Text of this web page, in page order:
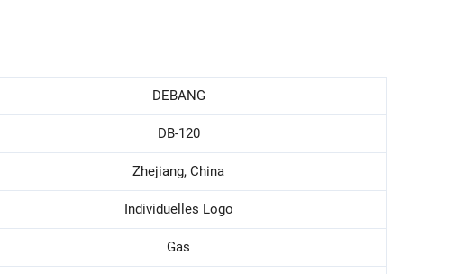
DEBANG
DB-120
Zhejiang, China
Individuelles Logo
Gas